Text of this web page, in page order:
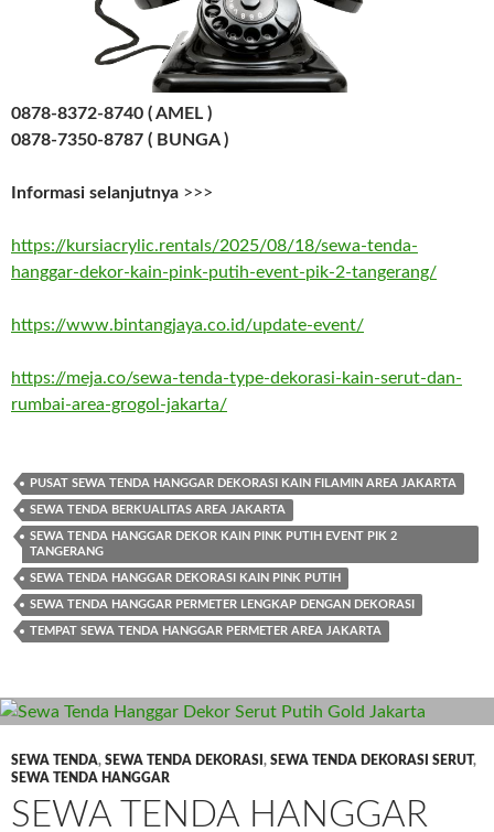
0878-8372-8740 ( AMEL )
0878-7350-8787 ( BUNGA )
Informasi selanjutnya >>>
https://kursiacrylic.rentals/2025/08/18/sewa-tenda-
hanggar-dekor-kain-pink-putih-event-pik-2-tangerang/
https://www.bintangjaya.co.id/update-event/
https://meja.co/sewa-tenda-type-dekorasi-kain-serut-dan-
rumbai-area-grogol-jakarta/
PUSAT SEWA TENDA HANGGAR DEKORASI KAIN FILAMIN AREA JAKARTA
SEWA TENDA BERKUALITAS AREA JAKARTA
SEWA TENDA HANGGAR DEKOR KAIN PINK PUTIH EVENT PIK 2
TANGERANG
SEWA TENDA HANGGAR DEKORASI KAIN PINK PUTIH
SEWA TENDA HANGGAR PERMETER LENGKAP DENGAN DEKORASI
TEMPAT SEWA TENDA HANGGAR PERMETER AREA JAKARTA
SEWA TENDA, SEWA TENDA DEKORASI , SEWA TENDA DEKORASI SERUT ,
SEWA TENDA HANGGAR
SEWA TENDA HANGGAR